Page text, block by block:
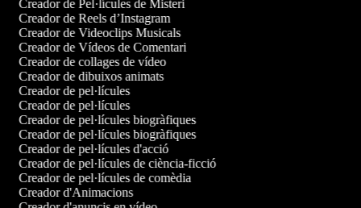
Creador de Pel·lícules de Misteri
Creador de Reels d’Instagram
Creador de Videoclips Musicals
Creador de Vídeos de Comentari
Creador de collages de vídeo
Creador de dibuixos animats
Creador de pel·lícules
Creador de pel·lícules
Creador de pel·lícules biogràfiques
Creador de pel·lícules biogràfiques
Creador de pel·lícules d'acció
Creador de pel·lícules de ciència-ficció
Creador de pel·lícules de comèdia
Creador d'Animacions